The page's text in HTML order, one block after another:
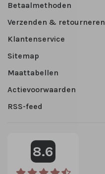
Betaalmethoden
Verzenden & retourneren
Klantenservice
Sitemap
Maattabellen
Actievoorwaarden
RSS-feed
8.6